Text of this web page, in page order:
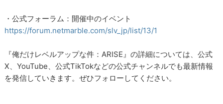
・公式フォーラム：開催中のイベント
https://forum.netmarble.com/slv_jp/list/13/1
『俺だけレベルアップな件：ARISE』の詳細については、公式
X、YouTube、公式TikTokなどの公式チャンネルでも最新情報
を発信していきます。ぜひフォローしてください。